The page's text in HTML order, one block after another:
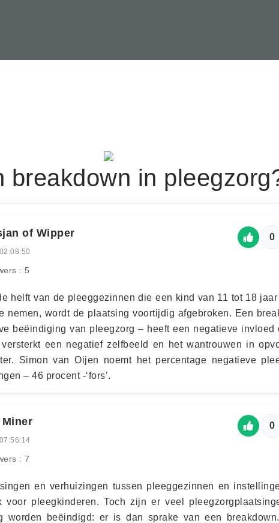
breakdown in
of Wipper
: 5
0
helft van de pleeggezinnen die een kind van 11 tot 18
nemen, wordt de plaatsing voortijdig afgebroken. Een
beëindiging van pleegzorg – heeft een negatieve invloed
een negatief zelfbeeld en het wantrouwen in
Simon van Oijen noemt het percentage negatieve
– 46 procent -‘fors’.
: 7
0
en verhuizingen tussen pleeggezinnen en
voor pleegkinderen. Toch zijn er veel
worden beëindigd: er is dan sprake van een